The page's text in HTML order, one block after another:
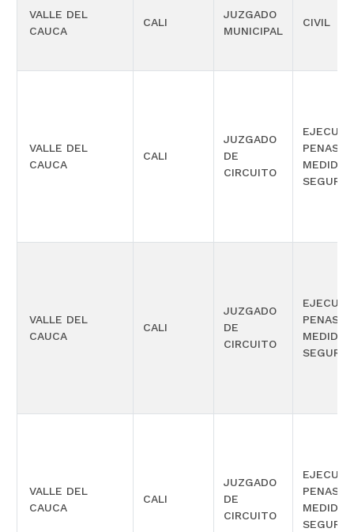
VALLE DEL
CAUCA
CALI
JUZGADO
MUNICIPAL
CIVIL
VALLE DEL
CAUCA
CALI
JUZGADO
DE
CIRCUITO
PENAS Y
VALLE DEL
CAUCA
CALI
JUZGADO
DE
CIRCUITO
PENAS Y
VALLE DEL
CAUCA
CALI
JUZGADO
DE
CIRCUITO
PENAS Y